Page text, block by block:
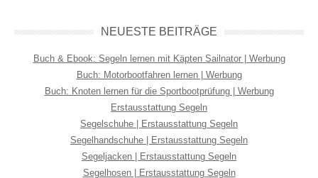
NEUESTE BEITRÄGE
Buch & Ebook: Segeln lernen mit Käpten Sailnator | Werbung
Buch: Motorbootfahren lernen | Werbung
Buch: Knoten lernen für die Sportbootprüfung | Werbung
Erstausstattung Segeln
Segelschuhe | Erstausstattung Segeln
Segelhandschuhe | Erstausstattung Segeln
Segeljacken | Erstausstattung Segeln
Segelhosen | Erstausstattung Segeln